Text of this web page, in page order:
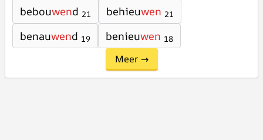
bebouwend 21 behieuwen 21
benauwend 19 benieuwen 18
Meer →